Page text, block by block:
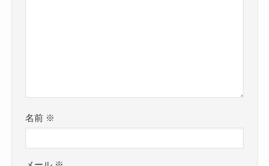
名前 ※